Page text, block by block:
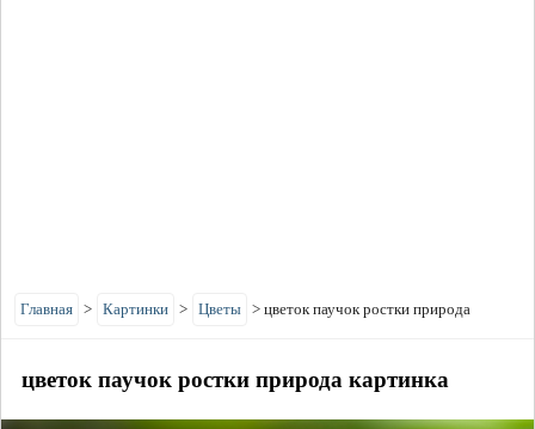
Главная > Картинки > Цветы > цветок паучок ростки природа
цветок паучок ростки природа картинка